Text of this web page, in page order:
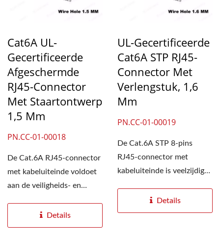
Cat6A UL-
Gecertificeerde
Afgeschermde
RJ45-Connector
Met Staartontwerp
1,5 Mm
PN.CC-01-00018
De Cat.6A RJ45-connector
met kabeluiteinde voldoet
aan de veiligheids- en
Details
UL-Gecertificeerde
Cat6A STP RJ45-
Connector Met
Verlengstuk, 1,6
Mm
PN.CC-01-00019
De Cat.6A STP 8-pins
RJ45-connector met
kabeluiteinde is veelzijdig
Details